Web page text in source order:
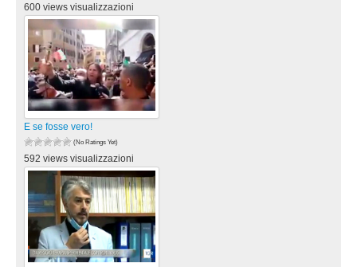
600 views visualizzazioni
E se fosse vero!
(No Ratings Yet)
592 views visualizzazioni